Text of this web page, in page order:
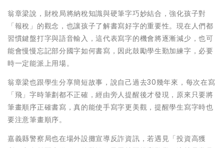
翁章梁說，財稅局將納稅知識與硬筆字巧妙結合，強化孩子對
「報稅」的觀念，也讓孩子了解書寫好字的重要性。現在人們都
習慣鍵盤打字與語音輸入，這代表寫字的機會將逐漸減少，也可
能會慢慢忘記部分國字如何書寫，因此鼓勵學生勤加練字，必要
時一定能派上用場。
翁章梁也跟學生分享簡短故事，說自己過去30幾年來，每次在寫
「飛」字時筆劃都不正確，經由旁人提醒後才發現，原來只要將
筆畫順序正確書寫，真的能使手寫字更美觀，提醒學生寫字時也
要注意筆畫順序。
嘉義縣警察局也在場外設攤宣導反詐資訊，若遇見「投資高獲